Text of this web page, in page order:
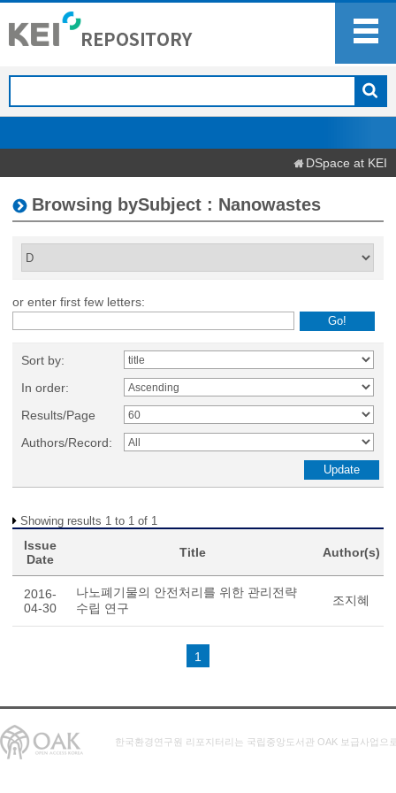
DSpace at KEI
Browsing bySubject : Nanowastes
or enter first few letters:
Sort by:
In order:
Results/Page
Authors/Record:
Showing results 1 to 1 of 1
Issue
Date
Title Author(s)
2016-
04-30
나노폐기물의 안전처리를 위한 관리전략
수립 연구
조지혜
1
한국환경연구원 리포지터리는 국립중앙도서관 OAK 보급사업